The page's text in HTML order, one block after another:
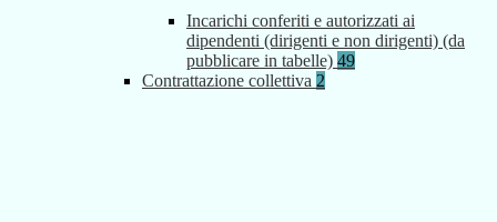
Incarichi conferiti e autorizzati ai
dipendenti (dirigenti e non dirigenti) (da
pubblicare in tabelle) 49
Contrattazione collettiva 2